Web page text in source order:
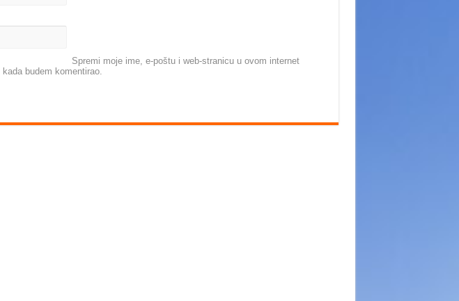
Spremi moje ime, e-poštu i web-stranicu u ovom internet
budem komentirao.